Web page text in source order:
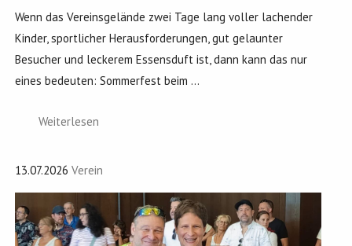
Wenn das Vereinsgelände zwei Tage lang voller lachender
Kinder, sportlicher Herausforderungen, gut gelaunter
Besucher und leckerem Essensduft ist, dann kann das nur
eines bedeuten: Sommerfest beim ...
Weiterlesen
13.07.2026 Verein